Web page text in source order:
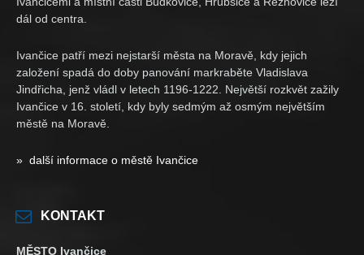
dál od centra.
Ivančice patří mezi nejstarší města na Moravě, kdy jejich
založení spadá do doby panování markraběte Vladislava
Jindřicha, jenž vládl v letech 1196-1222. Největší rozkvět zažily
Ivančice v 16. století, kdy byly sedmým až osmým největším
městě na Moravě.
» další informace o městě Ivančice
KONTAKT
MĚSTO Ivančice